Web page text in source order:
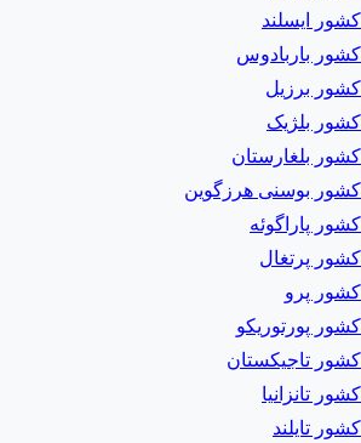
کشور ایسلند
کشور باربادوس
کشور برزیل
کشور بلژیک
کشور بلغارستان
کشور بوسنی هرزگوین
کشور پاراگوئه
کشور پرتغال
کشور پرو
کشور پورتوریکو
کشور تاجیکستان
کشور تانزانیا
کشور تایلند